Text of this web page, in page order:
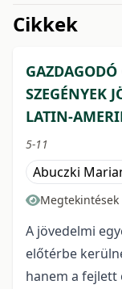
Cikkek
GAZDAGODÓ
SZEGÉNYEK
LATIN-
5-11
Abuczki
Megtekintések
A jövedelmi
előtérbe
hanem a fejlett